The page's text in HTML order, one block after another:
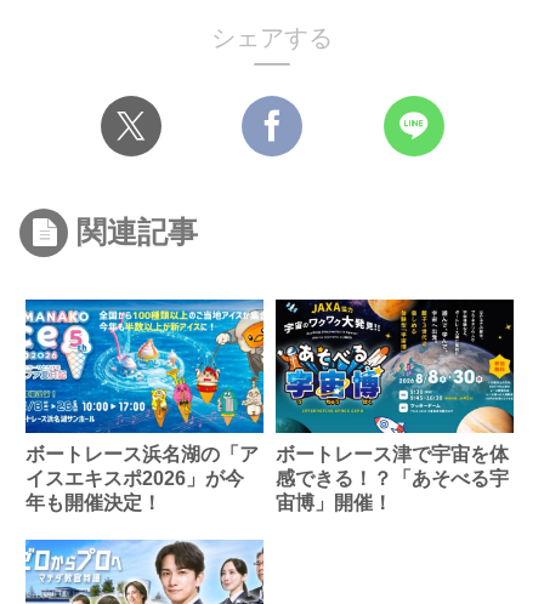
シェアする
関連記事
ボートレース浜名湖の「ア
イスエキスポ2026」が今
年も開催決定！
ボートレース津で宇宙を体
感できる！？「あそべる宇
宙博」開催！